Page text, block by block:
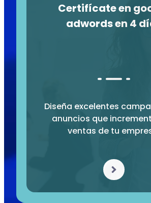
Certifícate en
adwords en 4
Diseña excelentes
anuncios que
ventas de tu